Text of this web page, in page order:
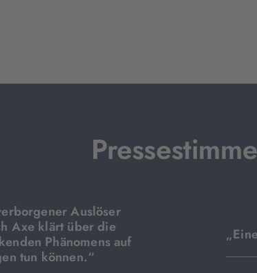
Auslöser
Axe klärt über die
Phänomens auf
tun können.“